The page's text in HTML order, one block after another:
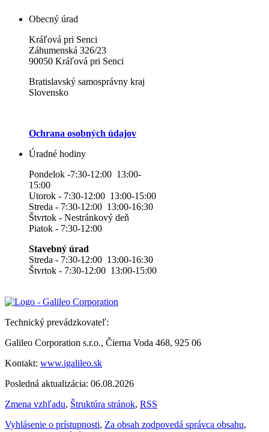
Obecný úrad
Kráľová pri Senci
Záhumenská 326/23
90050 Kráľová pri Senci
Bratislavský samosprávny kraj
Slovensko
Ochrana osobných údajov
Úradné hodiny
Pondelok -7:30-12:00 13:00-
15:00
Utorok - 7:30-12:00 13:00-15:00
Streda - 7:30-12:00 13:00-16:30
Štvrtok - Nestránkový deň
Piatok - 7:30-12:00
Stavebný úrad
Streda - 7:30-12:00 13:00-16:30
Štvrtok - 7:30-12:00 13:00-15:00
Technický prevádzkovateľ:
Galileo Corporation s.r.o., Čierna Voda 468, 925 06
Kontakt: www.igalileo.sk
Posledná aktualizácia: 06.08.2026
Zmena vzhľadu, Štruktúra stránok, RSS
Vyhlásenie o prístupnosti, Za obsah zodpovedá správca obsahu,